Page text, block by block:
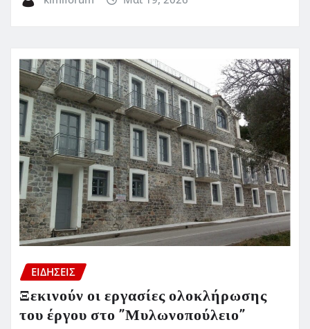
ΕΙΔΗΣΕΙΣ
Ξεκινούν οι εργασίες ολοκλήρωσης
του έργου στο ”Μυλωνοπούλειο”